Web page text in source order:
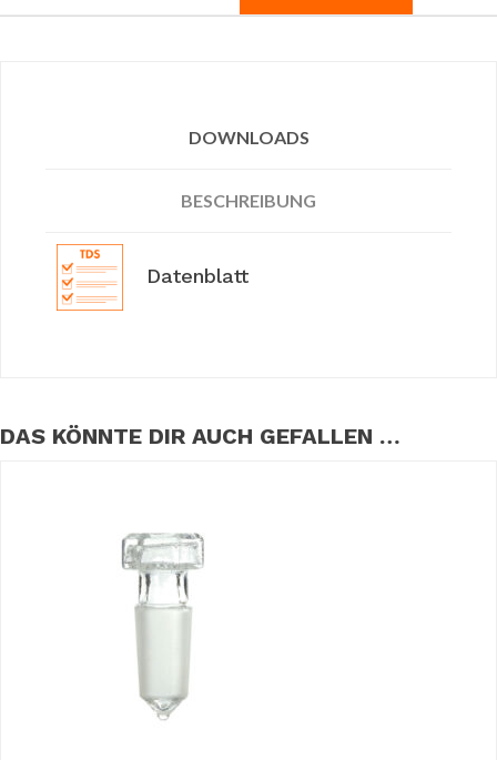
DOWNLOADS
BESCHREIBUNG
Datenblatt
DAS KÖNNTE DIR AUCH GEFALLEN …